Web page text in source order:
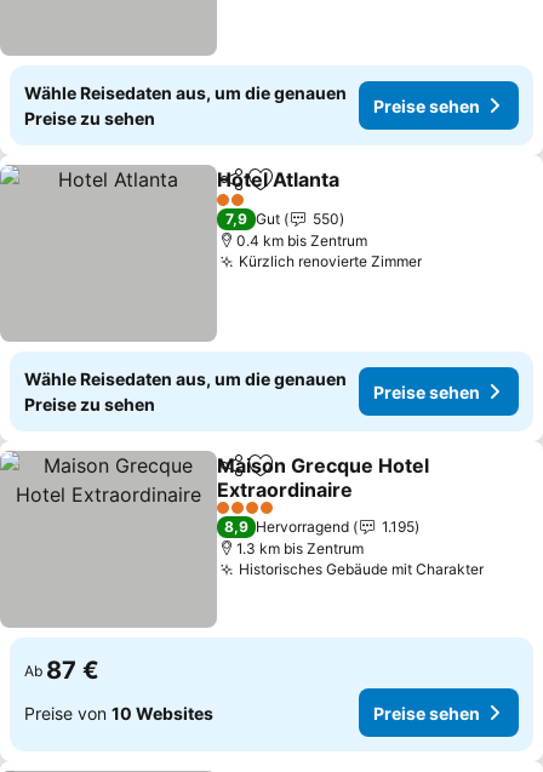
Wähle Reisedaten aus, um die genauen
Preise zu sehen
Preise sehen
TeilenZu Favoriten hinzufügen
Hotel Atlanta
2 Sterne
7,9 Gut
550
0.4 km bis Zentrum
Kürzlich renovierte ZimmerPreise sehen
Wähle Reisedaten aus, um die genauen
Preise zu sehen
Preise sehen
TeilenZu Favoriten hinzufügen
Maison Grecque Hotel
Extraordinaire
Preise sehen
4 Sterne
8,9 Hervorragend
1.195
1.3 km bis Zentrum
Historisches Gebäude mit Charakter
Ab 87 €
Preise von 10 Websites Preise sehen